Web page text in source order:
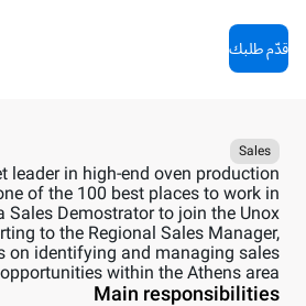
قدّم طلبك
Sales
leader in high-end oven production
of the 100 best places to work in
Sales Demostrator to join the Unox
to the Regional Sales Manager,
on identifying and managing sales
opportunities within the Athens area.
Main responsibilities